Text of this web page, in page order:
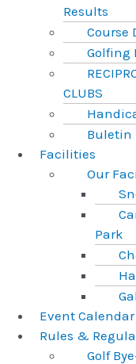
Results
Course
Golfing
CLUBS
Buletin
Facilities
Our
Park
Event Calendar
Rules &
Golf